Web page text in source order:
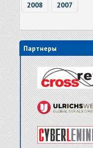
2008 2007
Партнеры